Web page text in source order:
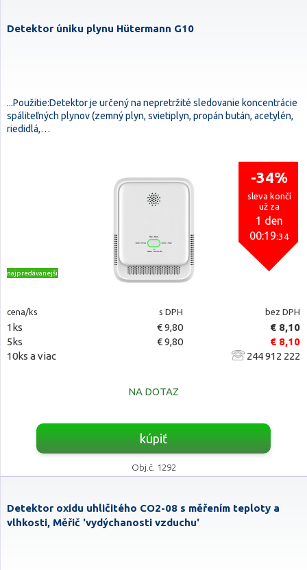
Detektor úniku plynu Hütermann G10
...Použitie:Detektor je určený na nepretržité sledovanie koncentrácie
spáliteľných plynov (zemný plyn, svietiplyn, propán bután, acetylén,
riedidlá,…
-34%
sleva končí
už za
1 den
00:19:33
najpredávanejšie
cena/ks s DPH bez DPH
1ks € 9,80
€ 8,10
5ks
€ 9,80
€ 8,10
10ks a viac
244 912 222
NA DOTAZ
kúpiť
Obj.č. 1292
Detektor oxidu uhličitého CO2-08 s měřením teploty a
vlhkosti, Měřič 'vydýchanosti vzduchu'